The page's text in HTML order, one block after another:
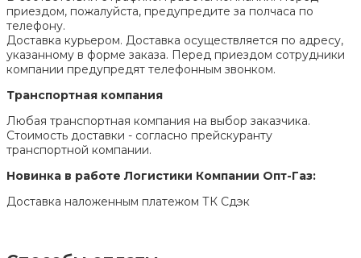
приездом, пожалуйста, предупредите за полчаса по
телефону.
Доставка курьером. Доставка осуществляется по адресу,
указанному в форме заказа. Перед приездом сотрудники
компании предупредят телефонным звонком.
Транспортная компания
Любая транспортная компания на выбор заказчика.
Стоимость доставки - согласно прейскуранту
транспортной компании.
Новинка в работе Логистики Компании Опт-Газ:
Доставка наложенным платежом ТК Сдэк